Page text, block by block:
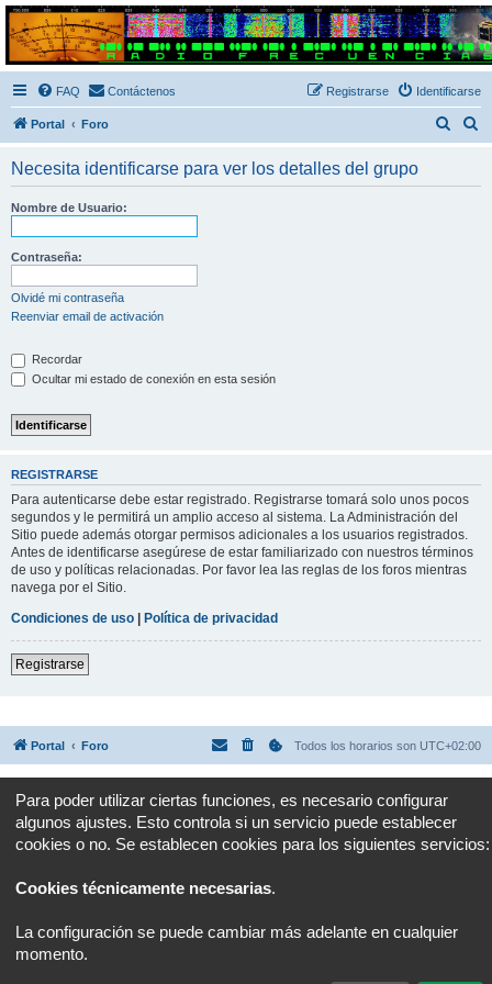
Radio Frecuencias
Foro de Radio Frecuencias
FAQ Contáctenos Identificarse
Registrarse
Portal Foro
Necesita identificarse para ver los detalles del grupo
Nombre de Usuario:
Contraseña:
Olvidé mi contraseña
Reenviar email de activación
Recordar
Ocultar mi estado de conexión en esta sesión
REGISTRARSE
Para autenticarse debe estar registrado. Registrarse tomará solo unos pocos
segundos y le permitirá un amplio acceso al sistema. La Administración del
Sitio puede además otorgar permisos adicionales a los usuarios registrados.
Antes de identificarse asegúrese de estar familiarizado con nuestros términos
de uso y políticas relacionadas. Por favor lea las reglas de los foros mientras
navega por el Sitio.
Condiciones de uso | Política de privacidad
Registrarse
Portal Foro Todos los horarios son UTC+02:00
Traducción al español por phpBB España
Privacidad| Condiciones
Para poder utilizar ciertas funciones, es necesario configurar
algunos ajustes. Esto controla si un servicio puede establecer
cookies o no. Se establecen cookies para los siguientes servicios:
Cookies técnicamente necesarias.
La configuración se puede cambiar más adelante en cualquier
momento.